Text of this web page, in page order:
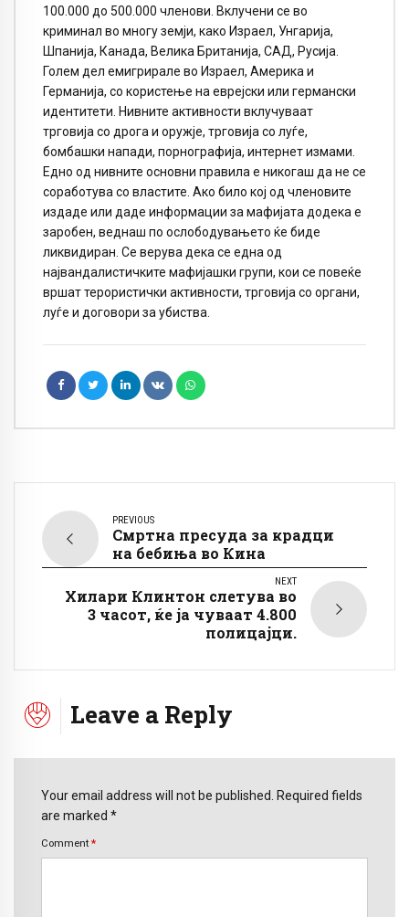
100.000 до 500.000 членови. Вклучени се во
криминал во многу земји, како Израел, Унгарија,
Шпанија, Канада, Велика Британија, САД, Русија.
Голем дел емигрирале во Израел, Америка и
Германија, со користење на еврејски или германски
идентитети. Нивните активности вклучуваат
трговија со дрога и оружје, трговија со луѓе,
бомбашки напади, порнографија, интернет измами.
Едно од нивните основни правила е никогаш да не се
соработува со властите. Ако било кој од членовите
издаде или даде информации за мафијата додека е
заробен, веднаш по ослободувањето ќе биде
ликвидиран. Се верува дека се една од
највандалистичките мафијашки групи, кои се повеќе
вршат терористички активности, трговија со органи,
луѓе и договори за убиства.
PREVIOUS
Смртна пресуда за крадци
на бебиња во Кина
NEXT
Хилари Клинтон слетува во
3 часот, ќе ја чуваат 4.800
полицајци.
Leave a Reply
Your email address will not be published. Required fields
are marked *
Comment *